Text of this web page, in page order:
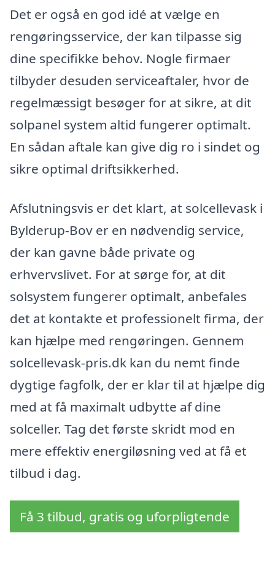
Det er også en god idé at vælge en
rengøringsservice, der kan tilpasse sig
dine specifikke behov. Nogle firmaer
tilbyder desuden serviceaftaler, hvor de
regelmæssigt besøger for at sikre, at dit
solpanel system altid fungerer optimalt.
En sådan aftale kan give dig ro i sindet og
sikre optimal driftsikkerhed.
Afslutningsvis er det klart, at solcellevask i
Bylderup-Bov er en nødvendig service,
der kan gavne både private og
erhvervslivet. For at sørge for, at dit
solsystem fungerer optimalt, anbefales
det at kontakte et professionelt firma, der
kan hjælpe med rengøringen. Gennem
solcellevask-pris.dk kan du nemt finde
dygtige fagfolk, der er klar til at hjælpe dig
med at få maximalt udbytte af dine
solceller. Tag det første skridt mod en
mere effektiv energiløsning ved at få et
tilbud i dag.
Få 3 tilbud, gratis og uforpligtende